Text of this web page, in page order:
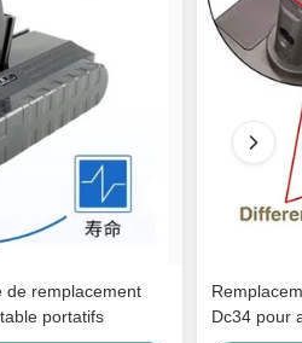
de remplacement
portatifs
Dc34 pour